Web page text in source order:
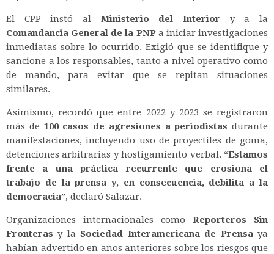
El CPP instó al Ministerio del Interior y a la
Comandancia General de la PNPa iniciar investigaciones
inmediatas sobre lo ocurrido. Exigió que se identifique y
sancione a los responsables, tanto a nivel operativo como
de mando, para evitar que se repitan situaciones
similares.
Asimismo, recordó que entre 2022 y 2023 se registraron
más de 100 casos de agresiones a periodistas durante
manifestaciones, incluyendo uso de proyectiles de goma,
detenciones arbitrarias y hostigamiento verbal. “Estamos
frente a una práctica recurrente que erosiona el
trabajo de la prensa y, en consecuencia, debilita a la
democracia”, declaró Salazar.
Organizaciones internacionales como Reporteros Sin
Fronteras y laSociedad Interamericana de Prensaya
habían advertido en años anteriores sobre los riesgos que